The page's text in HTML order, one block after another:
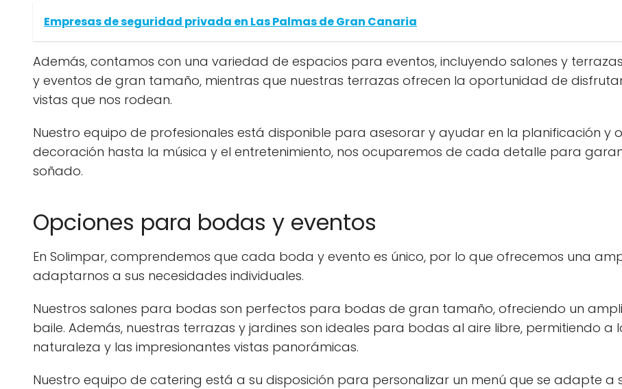
Empresas de seguridad privada en Las Palmas de Gran Canaria
Además, contamos con una variedad de espacios para eventos, incluyendo salones y
y eventos de gran tamaño, mientras que nuestras terrazas ofrecen la oportunidad de
vistas que nos rodean.
Nuestro equipo de profesionales está disponible para asesorar y ayudar en la planificación y
decoración hasta la música y el entretenimiento, nos ocuparemos de cada detalle para
soñado.
Opciones para bodas y eventos
En Solimpar, comprendemos que cada boda y evento es único, por lo que ofrecemos una
adaptarnos a sus necesidades individuales.
Nuestros salones para bodas son perfectos para bodas de gran tamaño, ofreciendo un
baile. Además, nuestras terrazas y jardines son ideales para bodas al aire libre, permitiendo
naturaleza y las impresionantes vistas panorámicas.
Nuestro equipo de catering está a su disposición para personalizar un menú que se adapte a